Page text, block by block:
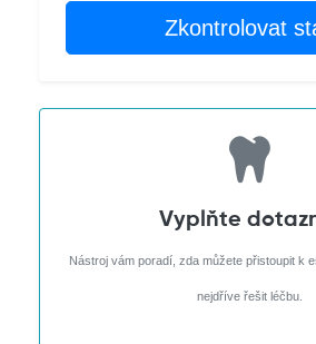
Zkontrolovat
Vyplňte
Nástroj vám poradí, zda můžete přistoupit k
nejdříve řešit léčbu.